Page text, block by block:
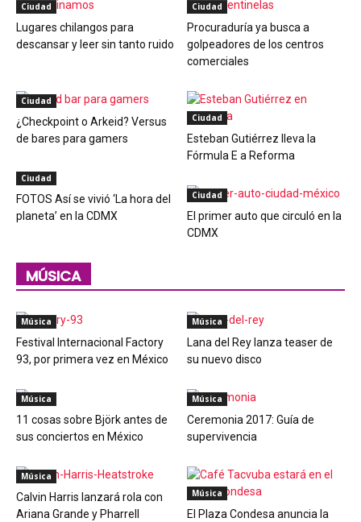
Ciudad
Lugares chilangos para
descansar y leer sin tanto ruido
Ciudad
Procuraduría ya busca a
golpeadores de los centros
comerciales
Ciudad
¿Checkpoint o Arkeid? Versus
de bares para gamers
Ciudad
Esteban Gutiérrez lleva la
Fórmula E a Reforma
Ciudad
FOTOS Así se vivió ‘La hora del
planeta’ en la CDMX
Ciudad
El primer auto que circuló en la
CDMX
MÚSICA
Música
Festival Internacional Factory
93, por primera vez en México
Música
Lana del Rey lanza teaser de
su nuevo disco
Música
11 cosas sobre Björk antes de
sus conciertos en México
Música
Ceremonia 2017: Guía de
supervivencia
Música
Calvin Harris lanzará rola con
Ariana Grande y Pharrell
Música
El Plaza Condesa anuncia la